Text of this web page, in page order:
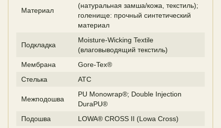
Материал
(натуральная замша/кожа, текстиль);
голенище: прочный синтетический
материал
Подкладка
Moisture-Wicking Textile
(влаговыводящий текстиль)
Мембрана
Gore-Tex®
Стелька
ATC
Межподошва
PU Monowrap®; Double Injection
DuraPU®
Подошва
LOWA® CROSS II (Lowa Cross)